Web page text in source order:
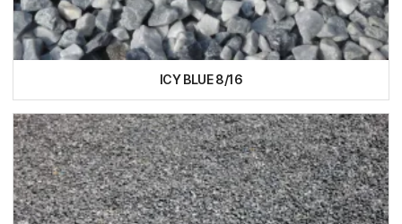
ICY BLUE 8/16